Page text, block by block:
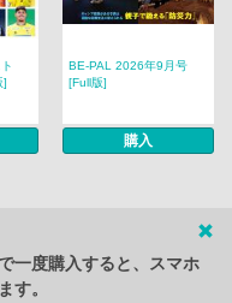
]
BE-PAL 2026年9月号
[Full版]
購入
一度購入すると、スマホ
す。